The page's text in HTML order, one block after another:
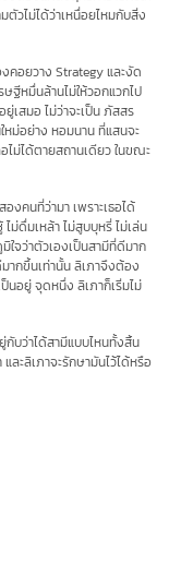
วไม่ได้ว่าเหนื่อยไหมกับสิ่ง
คอยวาง Strategy และงัด
ฐีหมื่นล้านไม่ให้วอกแวกไป
เสมอ ไม่ว่าจะเป็นภัสสร
หม่อย่าง หอมนานที่แสนจะ
ไม่ได้ตายสถานเดียว ในขณะ
คนที่ว่ามา เพราะเธอได้
ม่ดื่มเหล้า ไม่สูบบุหรี่ ไม่เล่น
ใจว่าตัวเองเป็นสามีที่ดีมาก
ากขึ้นเท่านั้น ลิเภาจึงต้อง
นอยู่ จุดหนึ่ง ลิเภาก็เริ่มไม่
บว่าได้สามีแบบไหนทั้งสิ้น
ะลิเภาจะรักษามันไว้ได้หรือ